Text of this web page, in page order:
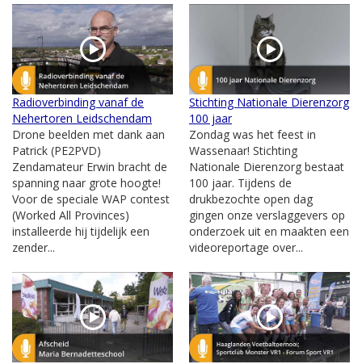
Radioverbinding vanaf de
Nehertoren Leidschendam
Drone beelden met dank aan
Patrick (PE2PVD)
Zendamateur Erwin bracht de
spanning naar grote hoogte!
Voor de speciale WAP contest
(Worked All Provinces)
installeerde hij tijdelijk een
zender...
Stichting Nationale Dierenzorg
100 jaar
Zondag was het feest in
Wassenaar! Stichting
Nationale Dierenzorg bestaat
100 jaar. Tijdens de
drukbezochte open dag
gingen onze verslaggevers op
onderzoek uit en maakten een
videoreportage over...